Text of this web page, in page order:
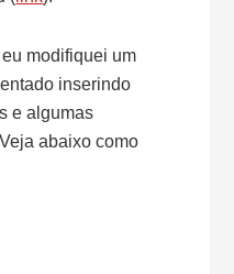
modifiquei um
inserindo
e algumas
abaixo como